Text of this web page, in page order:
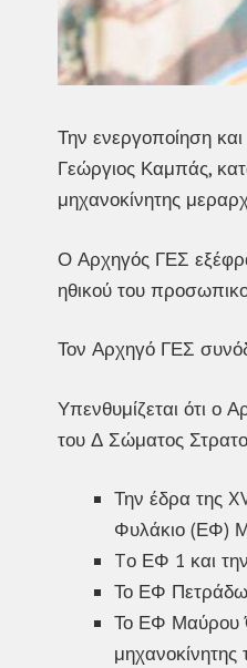
Την ενεργοποίηση
Γεώργιος Καμπάς,
μηχανοκίνητης
Ο Αρχηγός ΓΕΣ
ηθικού του
Τον Αρχηγό ΓΕΣ
Υπενθυμίζεται ότι ο
του Δ Σώματος
Την έδρα της
Φυλάκιο (ΕΦ)
Tο ΕΦ 1 και
Το ΕΦ
Το ΕΦ Μαύρου